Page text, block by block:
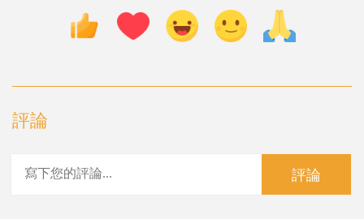
評論
評論